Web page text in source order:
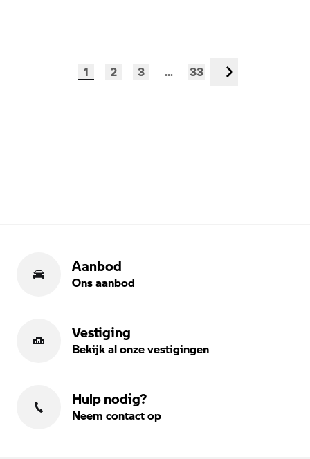
1 2 3 ... 33 Volgende
Aanbod
Ons aanbod
Vestiging
Bekijk al onze vestigingen
Hulp nodig?
Neem contact op